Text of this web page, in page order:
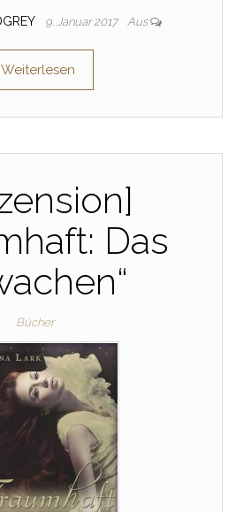
9. Januar 2017 Aus
Weiterlesen
Das
Bücher